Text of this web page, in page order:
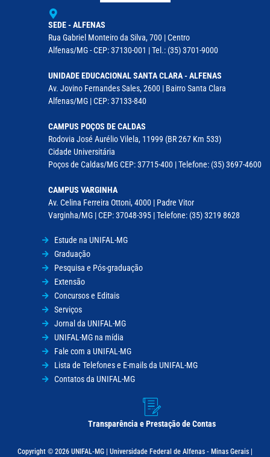
SEDE - ALFENAS
Rua Gabriel Monteiro da Silva, 700 | Centro
Alfenas/MG - CEP: 37130-001 | Tel.: (35) 3701-9000
UNIDADE EDUCACIONAL SANTA CLARA - ALFENAS
Av. Jovino Fernandes Sales, 2600 | Bairro Santa Clara
Alfenas/MG | CEP: 37133-840
CAMPUS POÇOS DE CALDAS
Rodovia José Aurélio Vilela, 11999 (BR 267 Km 533)
Cidade Universitária
Poços de Caldas/MG CEP: 37715-400 | Telefone: (35) 3697-4600
CAMPUS VARGINHA
Av. Celina Ferreira Ottoni, 4000 | Padre Vitor
Varginha/MG | CEP: 37048-395 | Telefone: (35) 3219 8628
Estude na UNIFAL-MG
Graduação
Pesquisa e Pós-graduação
Extensão
Concursos e Editais
Serviços
Jornal da UNIFAL-MG
UNIFAL-MG na mídia
Fale com a UNIFAL-MG
Lista de Telefones e E-mails da UNIFAL-MG
Contatos da UNIFAL-MG
Transparência e Prestação de Contas
Copyright © 2026 UNIFAL-MG | Universidade Federal de Alfenas - Minas Gerais |